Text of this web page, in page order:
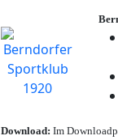
Download: Im